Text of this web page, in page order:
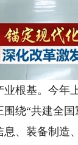
基。今年上
围绕“共建全
息、装备制造